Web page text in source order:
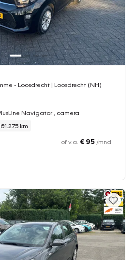
- Loosdrecht| Loosdrecht (NH)
Navigator , camera
km
of v.a. € 95 /mnd